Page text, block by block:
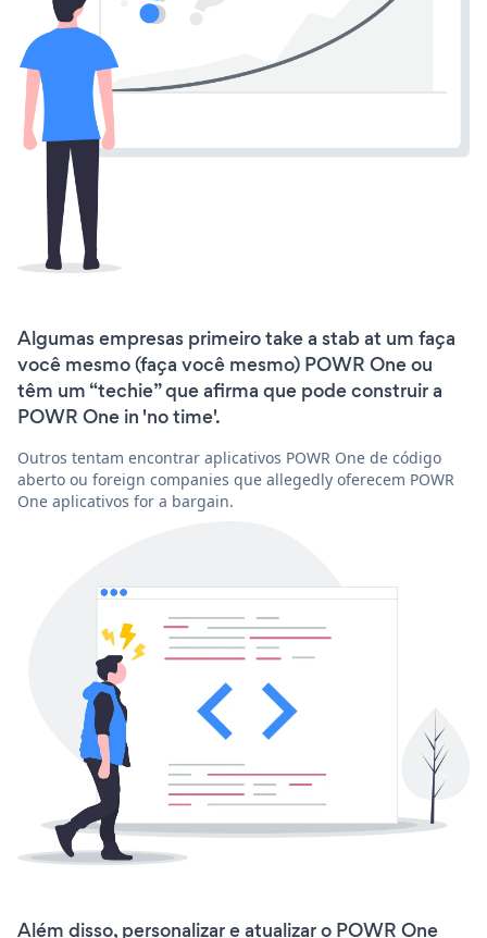
Algumas empresas primeiro take a stab at um faça
você mesmo (faça você mesmo) POWR One ou
têm um “techie” que afirma que pode construir a
POWR One in 'no time'.
Outros tentam encontrar aplicativos POWR One de código
aberto ou foreign companies que allegedly oferecem POWR
One aplicativos for a bargain.
Além disso, personalizar e atualizar o POWR One